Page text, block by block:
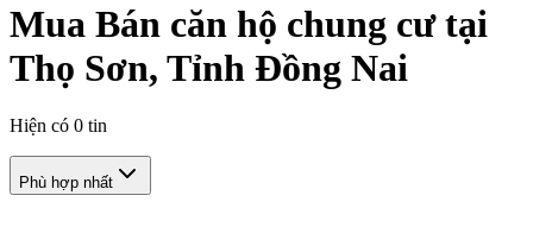
Mua Bán căn hộ chung cư tại
Thọ Sơn, Tỉnh Đồng Nai
Hiện có 0 tin
Phù hợp nhất